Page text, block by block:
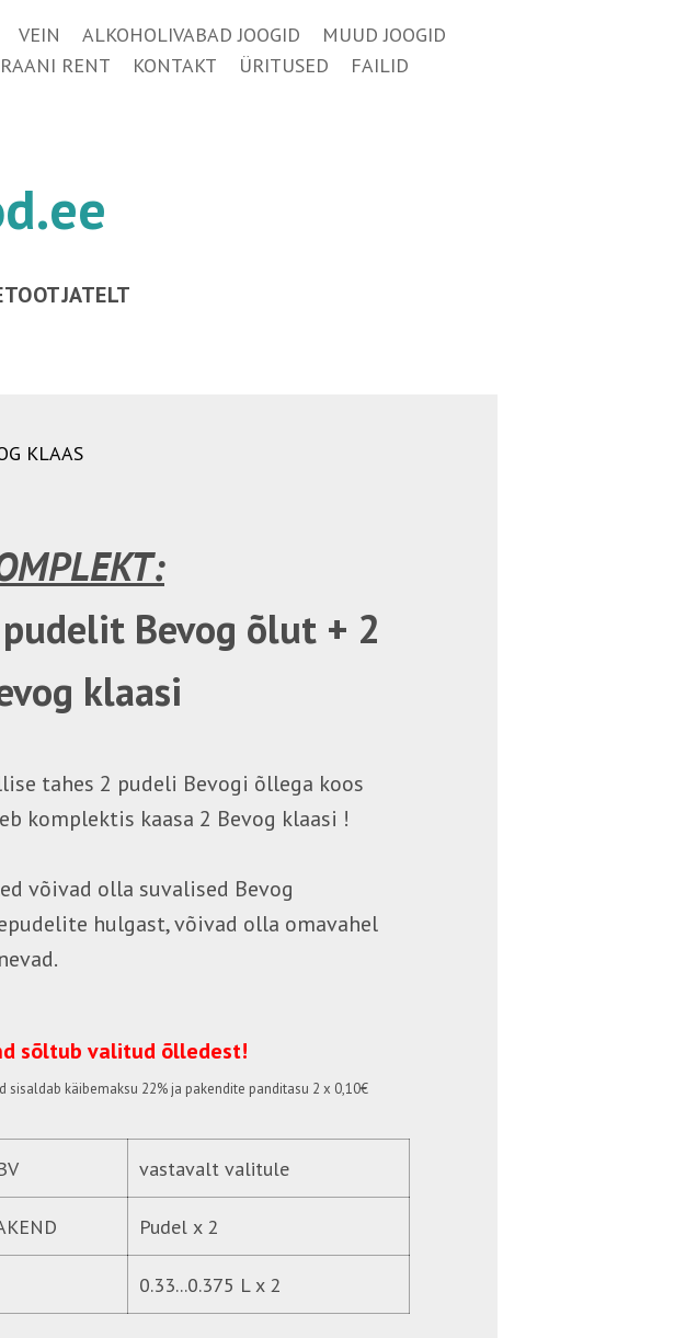
VEIN ALKOHOLIVABAD JOOGID
MUUD JOOGID
RENT KONTAKT ÜRITUSED FAILID
KLAAS
Bevog õlut + 2
klaasi
tahes 2 pudeli Bevogi õllega koos
komplektis kaasa 2 Bevog klaasi !
võivad olla suvalised Bevog
hulgast, võivad olla omavahel
sõltub valitud õlledest!
sisaldab käibemaksu 22% ja pakendite panditasu 2 x 0,10€
vastavalt valitule
Pudel x 2
0.33...0.375 L x 2